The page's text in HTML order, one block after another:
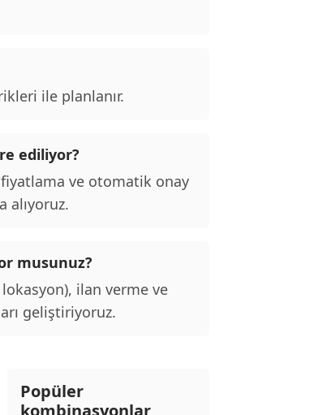
ile planlanır.
ediliyor?
ve otomatik onay
alıyoruz.
musunuz?
ilan verme ve
geliştiriyoruz.
Popüler